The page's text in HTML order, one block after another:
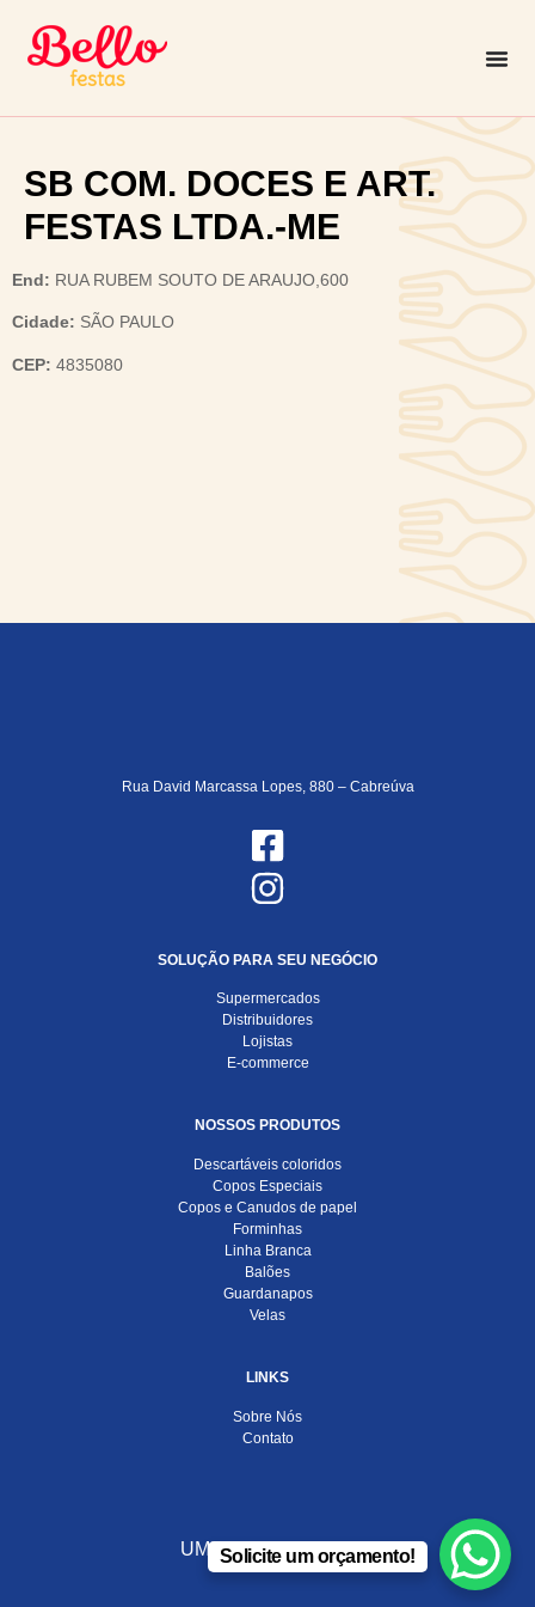
SB COM. DOCES E ART.
FESTAS LTDA.-ME
End: RUA RUBEM SOUTO DE ARAUJO,600
Cidade: SÃO PAULO
CEP: 4835080
Rua David Marcassa Lopes, 880 – Cabreúva
SOLUÇÃO PARA SEU NEGÓCIO
Supermercados
Distribuidores
Lojistas
E-commerce
NOSSOS PRODUTOS
Descartáveis coloridos
Copos Especiais
Copos e Canudos de papel
Forminhas
Linha Branca
Balões
Guardanapos
Velas
LINKS
Sobre Nós
Contato
UMA EMPRESA DO
Solicite um orçamento!